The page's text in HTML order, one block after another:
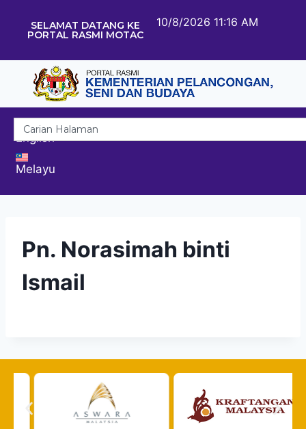
SELAMAT DATANG KE
PORTAL RASMI MOTAC
10/8/2026 11:16 AM
English
Melayu
Pn. Norasimah binti
Ismail